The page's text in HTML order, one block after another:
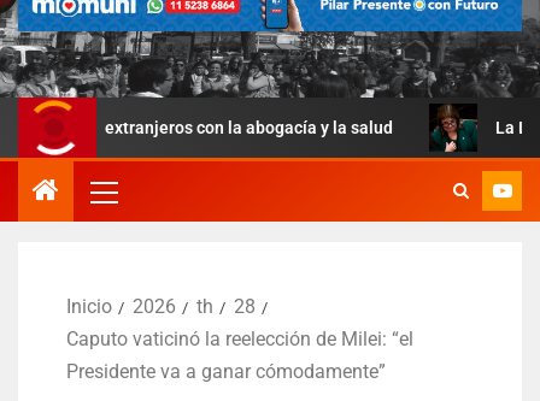
extranjeros con la abogacía y la salud La Ley de
Inicio 2026 th
28
Caputo vaticinó la reelección de Milei: “el
Presidente va a ganar cómodamente”